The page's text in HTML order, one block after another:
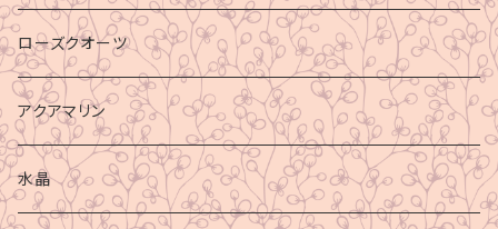
ローズクオーツ
アクアマリン
水晶